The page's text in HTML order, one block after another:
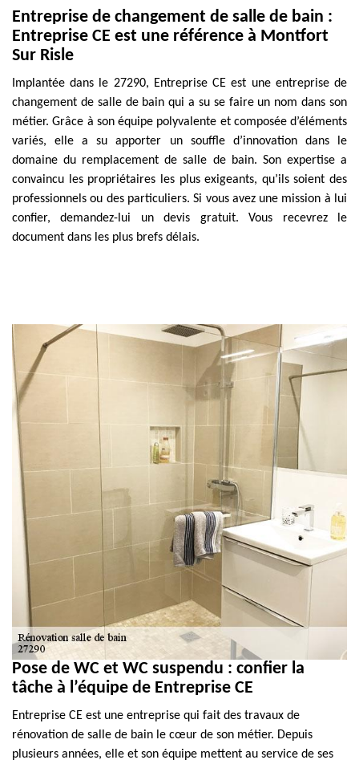
Entreprise de changement de salle de bain :
Entreprise CE est une référence à Montfort
Sur Risle
Implantée dans le 27290, Entreprise CE est une entreprise de
changement de salle de bain qui a su se faire un nom dans son
métier. Grâce à son équipe polyvalente et composée d’éléments
variés, elle a su apporter un souffle d’innovation dans le
domaine du remplacement de salle de bain. Son expertise a
convaincu les propriétaires les plus exigeants, qu’ils soient des
professionnels ou des particuliers. Si vous avez une mission à lui
confier, demandez-lui un devis gratuit. Vous recevrez le
document dans les plus brefs délais.
Pose de WC et WC suspendu : confier la
tâche à l’équipe de Entreprise CE
Entreprise CE est une entreprise qui fait des travaux de
rénovation de salle de bain le cœur de son métier. Depuis
plusieurs années, elle et son équipe mettent au service de ses